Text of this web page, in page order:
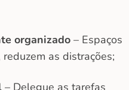
organizado – Espaços
as distrações;
– Delegue as tarefas